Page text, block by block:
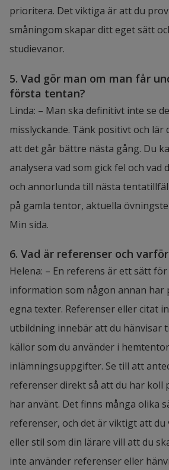
prioritera. Det viktiga är att du
småningom skapar ditt eget sätt
studievanor.
5. Vad gör man om man får
första tentan?
Linda: – Man ska definitivt inte se
misslyckande. Tänk positivt och lär
att det går bättre nästa gång. Du
analysera vad som gick fel och vad
och annorlunda till nästa
på gamla tentor, aktuella
Min sida.
6. Vad är referenser och
Helena: – En referens är ett sätt
information som någon annan har
egna texter. Referenser eller citat
utbildning innebär att du hänvisar
källor som du använder i
inlämningsuppgifter. Se till att
referenser direkt så att du har koll
har använt. Det finns många olika
referenser, och det är viktigt att du
eller stil som din lärare vill att du
inte använder referenser eller